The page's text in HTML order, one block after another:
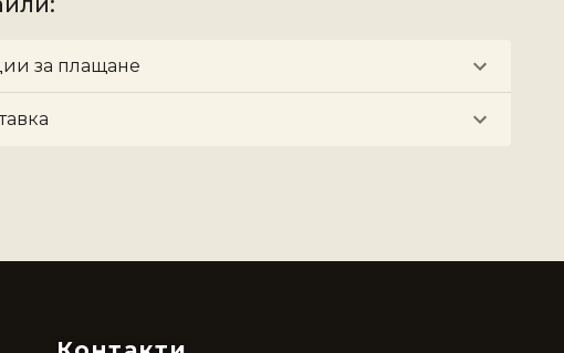
за плащане